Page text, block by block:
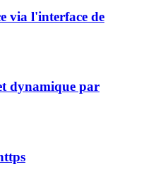
via l'interface de
dynamique par